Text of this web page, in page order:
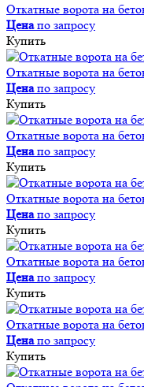
Откатные ворота на
Ценапо запросу
Купить
Откатные ворота на
Ценапо запросу
Купить
Откатные ворота на
Ценапо запросу
Купить
Откатные ворота на
Ценапо запросу
Купить
Откатные ворота на
Ценапо запросу
Купить
Откатные ворота на
Ценапо запросу
Купить